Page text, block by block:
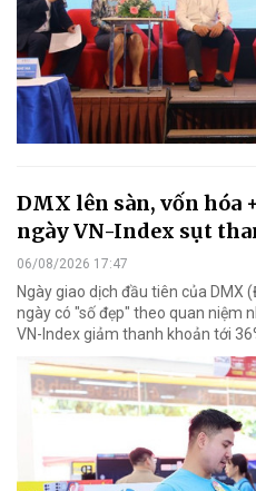
DMX lên sàn, vốn hóa
ngày VN-Index sụt
06/08/2026 17:47
Ngày giao dịch đầu tiên của DMX
ngày có "số đẹp" theo quan niệm
VN-Index giảm thanh khoản tới